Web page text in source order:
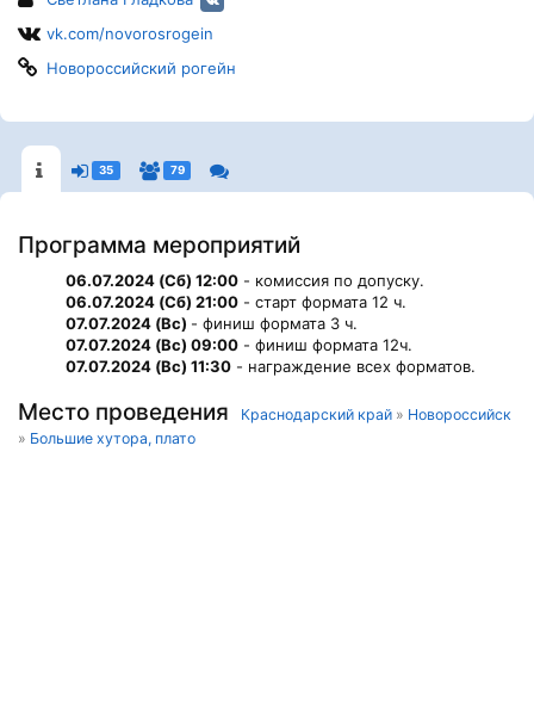
vk.com/novorosrogein
Новороссийский рогейн
35 79
Программа мероприятий
06.07.2024 (Сб) 12:00 - комиссия по допуску.
06.07.2024 (Сб) 21:00 - старт формата 12 ч.
07.07.2024 (Вс) - финиш формата 3 ч.
07.07.2024 (Вс) 09:00 - финиш формата 12ч.
07.07.2024 (Вс) 11:30 - награждение всех форматов.
Место проведения Краснодарский край » Новороссийск
» Большие хутора, плато